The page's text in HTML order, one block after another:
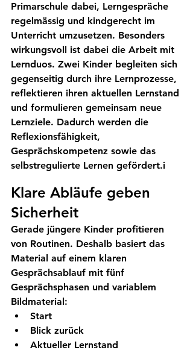
Primarschule dabei, Lerngespräche
regelmässig und kindgerecht im
Unterricht umzusetzen. Besonders
wirkungsvoll ist dabei die Arbeit mit
Lernduos. Zwei Kinder begleiten sich
gegenseitig durch ihre Lernprozesse,
reflektieren ihren aktuellen Lernstand
und formulieren gemeinsam neue
Lernziele. Dadurch werden die
Reflexionsfähigkeit,
Gesprächskompetenz sowie das
selbstregulierte Lernen gefördert.i
Klare Abläufe geben
Sicherheit
Gerade jüngere Kinder profitieren
von Routinen. Deshalb basiert das
Material auf einem klaren
Gesprächsablauf mit fünf
Gesprächsphasen und variablem
Bildmaterial:
Start
Blick zurück
Aktueller Lernstand